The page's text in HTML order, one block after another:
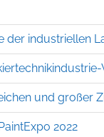
der industriellen
und großer
2022